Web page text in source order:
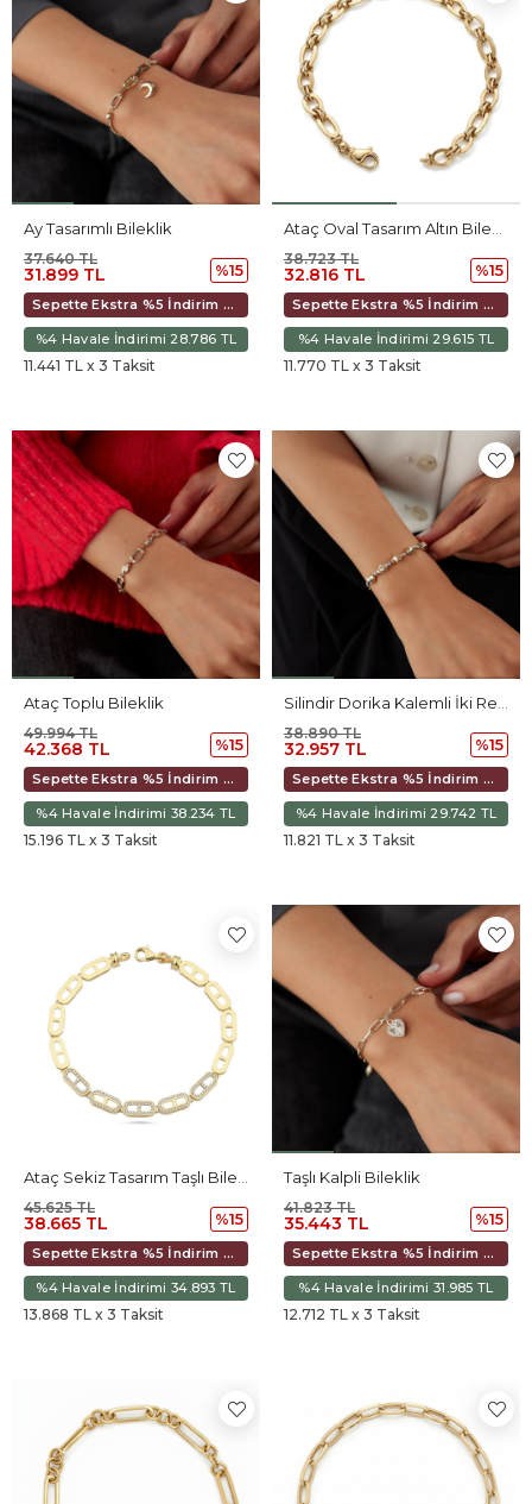
Ay Tasarımlı Bileklik
31.899 TL
37.640 TL
%15
Sepette Ekstra %5 İndirim 29.986 TL
%4 Havale İndirimi 28.786 TL
11.441 TL x 3 Taksit
32.816 TL
38.723 TL
%15
Sepette Ekstra %5 İndirim 30.849 TL
%4 Havale İndirimi 29.615 TL
11.770 TL x 3 Taksit
Ataç Toplu Bileklik
42.368 TL
49.994 TL
%15
Sepette Ekstra %5 İndirim 39.827 TL
%4 Havale İndirimi 38.234 TL
15.196 TL x 3 Taksit
32.957 TL
38.890 TL
%15
Sepette Ekstra %5 İndirim 30.982 TL
%4 Havale İndirimi 29.742 TL
11.821 TL x 3 Taksit
38.665 TL
45.625 TL
%15
Sepette Ekstra %5 İndirim 36.347 TL
%4 Havale İndirimi 34.893 TL
13.868 TL x 3 Taksit
Taşlı Kalpli Bileklik
35.443 TL
41.823 TL
%15
Sepette Ekstra %5 İndirim 33.318 TL
%4 Havale İndirimi 31.985 TL
12.712 TL x 3 Taksit